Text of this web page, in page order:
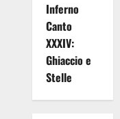
Inferno
Canto
XXXIV:
Ghiaccio e
Stelle